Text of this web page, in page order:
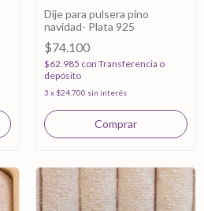
Dije para pulsera pino
navidad- Plata 925
$74.100
$62.985 con Transferencia o
depósito
3 x $24.700 sin interés